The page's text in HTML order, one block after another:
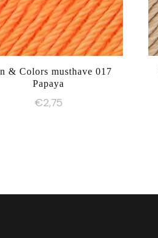
& Colors musthave 017
Papaya
€2,75